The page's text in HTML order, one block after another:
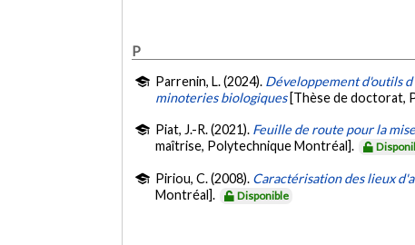
P
Parrenin, L. (2024). Développement d'outils
minoteries biologiques [Thèse de doctorat,
Piat, J.-R. (2021). Feuille de route pour la
maîtrise, Polytechnique Montréal].
Piriou, C. (2008). Caractérisation des lieux
Montréal].
Disponible